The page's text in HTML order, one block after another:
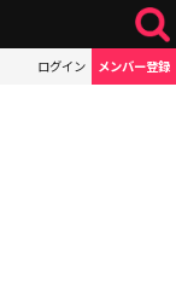
ログイン メンバー登録